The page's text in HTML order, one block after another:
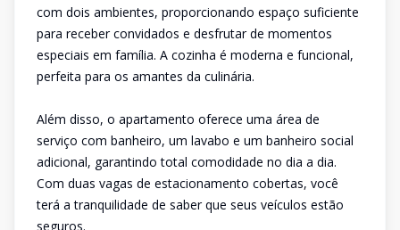
com dois ambientes, proporcionando espaço suficiente
para receber convidados e desfrutar de momentos
especiais em família. A cozinha é moderna e funcional,
perfeita para os amantes da culinária.
Além disso, o apartamento oferece uma área de
serviço com banheiro, um lavabo e um banheiro social
adicional, garantindo total comodidade no dia a dia.
Com duas vagas de estacionamento cobertas, você
terá a tranquilidade de saber que seus veículos estão
seguros.